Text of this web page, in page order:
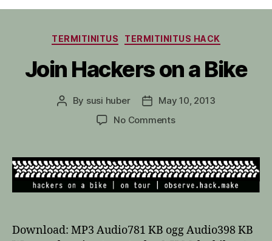
Categories
TERMITINITUS TERMITINITUS HACK
Join Hackers on a Bike
Post
By susi huber
PostMay 10, 2013
No Commentson
on
a
Bike
Download: MP3 Audio781 KB ogg Audio398 KB